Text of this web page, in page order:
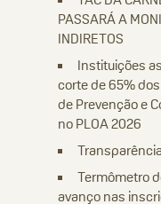
PASSARÁ A
INDIRETOS
Instituições
corte de 65%
de Prevenção e
no PLOA 2026
Termômetro
avanço nas